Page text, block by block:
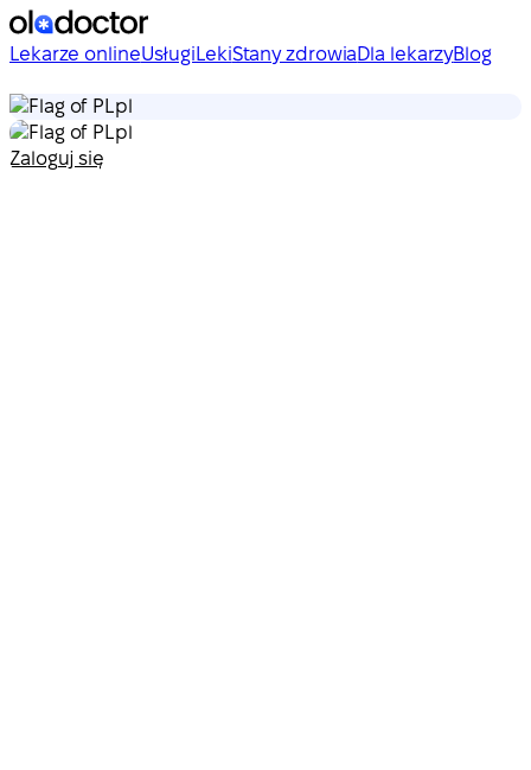
Lekarze onlineUsługi LekiStany zdrowiaDla lekarzyBlog
pl
pl
Zaloguj się